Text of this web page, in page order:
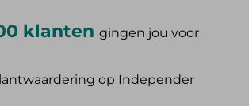
klanten gingen jou voor
op Independer